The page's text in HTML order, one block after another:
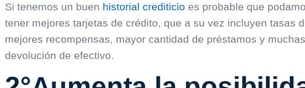
Si tenemos un buen historial crediticio es probable que
tener mejores tarjetas de crédito, que a su vez incluyen tasas
mejores recompensas, mayor cantidad de préstamos y
devolución de efectivo.